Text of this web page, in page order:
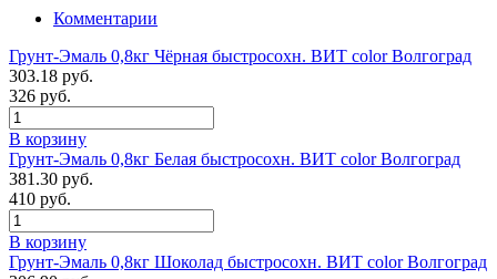
Комментарии
Грунт-Эмаль 0,8кг Чёрная быстросохн. ВИТ color Волгоград
303.18 руб.
326 руб.
В корзину
Грунт-Эмаль 0,8кг Белая быстросохн. ВИТ color Волгоград
381.30 руб.
410 руб.
В корзину
Грунт-Эмаль 0,8кг Шоколад быстросохн. ВИТ color Волгоград